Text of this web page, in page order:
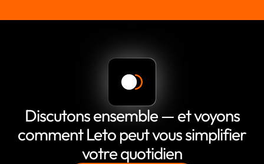
Discutons ensemble — et voyons
comment Leto peut vous simplifier
votre quotidien